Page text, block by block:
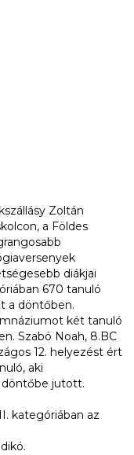
Zoltán
a Földes
diákjai
670 tanuló
a döntőben.
két tanuló
Szabó Noah, 8.BC
12. helyezést ért
aki
döntőbe jutott.
kategóriában az